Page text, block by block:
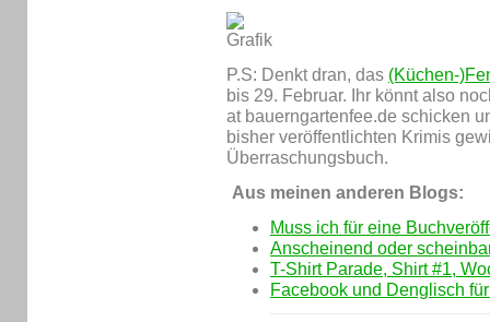
P.S: Denkt dran, das (Küchen-
bis 29. Februar. Ihr könnt also
at bauerngartenfee.de schicken
bisher veröffentlichten Krimis
Überraschungsbuch.
Aus meinen anderen Blogs:
Muss ich für eine
Anscheinend oder
T-Shirt Parade, Shirt #1,
Facebook und Denglisch